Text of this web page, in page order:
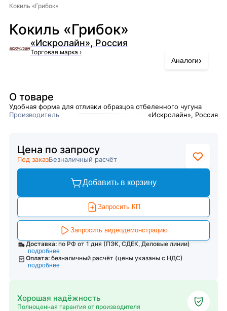
Кокиль «Грибок»
Кокиль «Грибок»
«Искролайн», Россия
Торговая марка ›
Аналоги›
О товаре
Удобная форма для отливки образцов отбеленного чугуна
Производитель
«Искролайн», Россия
Цена по запросу
Под заказБезналичный расчёт
Добавить в корзину
Запросить КП
Запросить видеодемонстрацию
Доставка: по РФ от 1 дня (ПЭК, СДЕК, Деловые линии)
подробнее
Оплата: безналичный расчёт (цены указаны с НДС)
подробнее
Хорошая надёжность
Полноценная гарантия от производителя